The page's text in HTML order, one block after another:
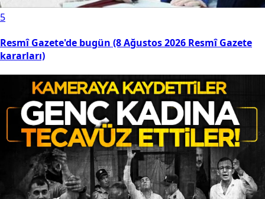
5
Resmî Gazete'de bugün (8 Ağustos 2026 Resmî Gazete
kararları)